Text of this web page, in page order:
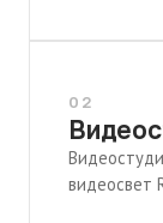
02
видеосвет